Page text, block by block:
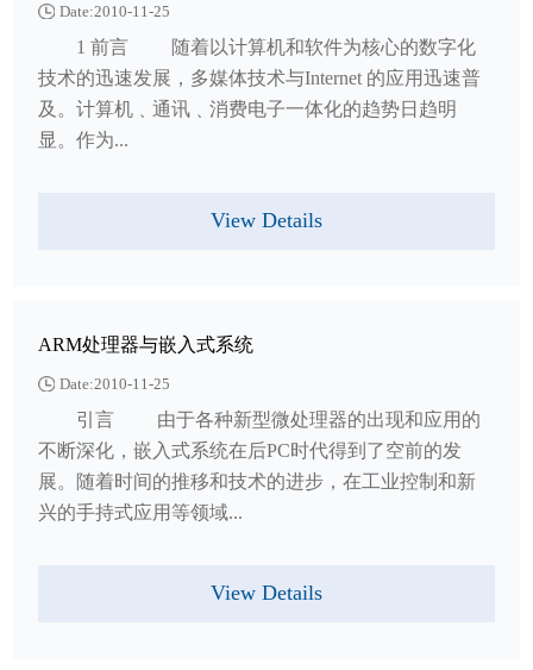
Date:2010-11-25
1 前言 随着以计算机和软件为核心的数字化
技术的迅速发展，多媒体技术与Internet 的应用迅速普
及。计算机﹑通讯﹑消费电子一体化的趋势日趋明
显。作为...
View Details
ARM处理器与嵌入式系统
Date:2010-11-25
引言 由于各种新型微处理器的出现和应用的
不断深化，嵌入式系统在后PC时代得到了空前的发
展。随着时间的推移和技术的进步，在工业控制和新
兴的手持式应用等领域...
View Details